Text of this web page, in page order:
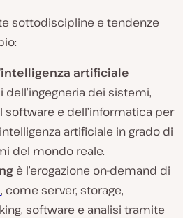
sottodiscipline e tendenze
artificiale
dei sistemi,
software e dell’informatica per
artificiale in grado di
del mondo reale.
è l’erogazione on-demand di
, come server, storage,
software e analisi tramite